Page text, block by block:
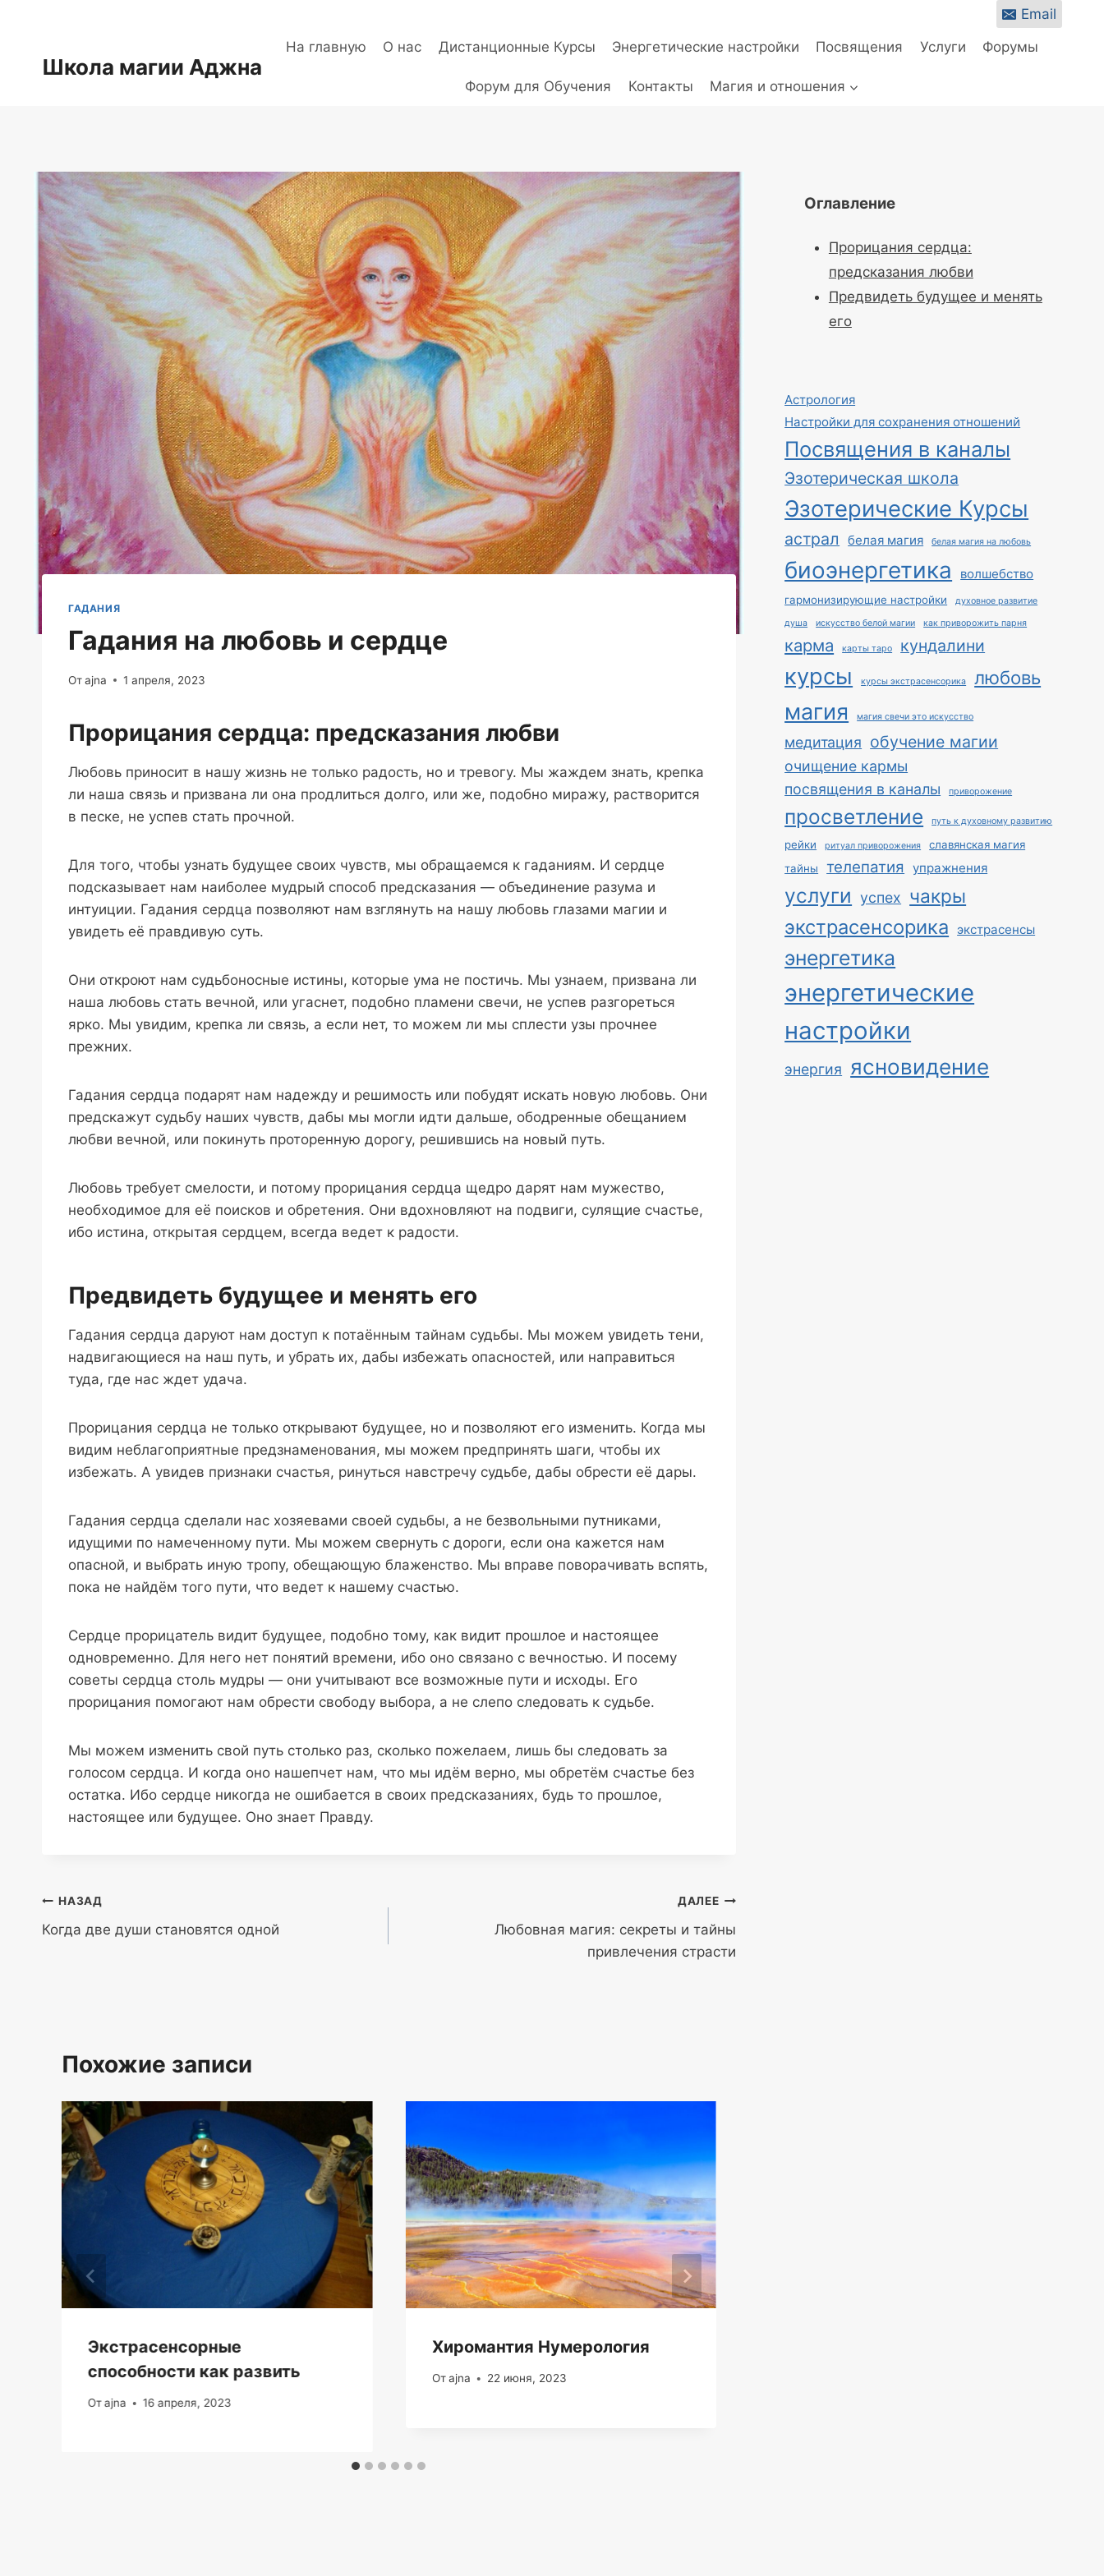
Email
Школа магии Аджна
На главную О нас Дистанционные Курсы Энергетические настройки Посвящения Услуги Форумы
Форум для Обучения Контакты Магия и отношения
ГАДАНИЯ
Гадания на любовь и сердце
Отajna 1 апреля, 2023
Прорицания сердца: предсказания любви
Любовь приносит в нашу жизнь не только радость, но и тревогу. Мы жаждем знать, крепка
ли наша связь и призвана ли она продлиться долго, или же, подобно миражу, растворится
в песке, не успев стать прочной.
Для того, чтобы узнать будущее своих чувств, мы обращаемся к гаданиям. И сердце
подсказывает нам наиболее мудрый способ предсказания — объединение разума и
интуиции. Гадания сердца позволяют нам взглянуть на нашу любовь глазами магии и
увидеть её правдивую суть.
Они откроют нам судьбоносные истины, которые ума не постичь. Мы узнаем, призвана ли
наша любовь стать вечной, или угаснет, подобно пламени свечи, не успев разгореться
ярко. Мы увидим, крепка ли связь, а если нет, то можем ли мы сплести узы прочнее
прежних.
Гадания сердца подарят нам надежду и решимость или побудят искать новую любовь. Они
предскажут судьбу наших чувств, дабы мы могли идти дальше, ободренные обещанием
любви вечной, или покинуть проторенную дорогу, решившись на новый путь.
Любовь требует смелости, и потому прорицания сердца щедро дарят нам мужество,
необходимое для её поисков и обретения. Они вдохновляют на подвиги, сулящие счастье,
ибо истина, открытая сердцем, всегда ведет к радости.
Предвидеть будущее и менять его
Гадания сердца даруют нам доступ к потаённым тайнам судьбы. Мы можем увидеть тени,
надвигающиеся на наш путь, и убрать их, дабы избежать опасностей, или направиться
туда, где нас ждет удача.
Прорицания сердца не только открывают будущее, но и позволяют его изменить. Когда мы
видим неблагоприятные предзнаменования, мы можем предпринять шаги, чтобы их
избежать. А увидев признаки счастья, ринуться навстречу судьбе, дабы обрести её дары.
Гадания сердца сделали нас хозяевами своей судьбы, а не безвольными путниками,
идущими по намеченному пути. Мы можем свернуть с дороги, если она кажется нам
опасной, и выбрать иную тропу, обещающую блаженство. Мы вправе поворачивать вспять,
пока не найдём того пути, что ведет к нашему счастью.
Сердце прорицатель видит будущее, подобно тому, как видит прошлое и настоящее
одновременно. Для него нет понятий времени, ибо оно связано с вечностью. И посему
советы сердца столь мудры — они учитывают все возможные пути и исходы. Его
прорицания помогают нам обрести свободу выбора, а не слепо следовать к судьбе.
Мы можем изменить свой путь столько раз, сколько пожелаем, лишь бы следовать за
голосом сердца. И когда оно нашепчет нам, что мы идём верно, мы обретём счастье без
остатка. Ибо сердце никогда не ошибается в своих предсказаниях, будь то прошлое,
настоящее или будущее. Оно знает Правду.
Навигация
по
НАЗАД
Когда две души становятся одной
ДАЛЕЕ
Любовная магия: секреты и тайны
привлечения страсти
Похожие записи
Экстрасенсорные
способности как развить
Отajna 16 апреля, 2023
Хиромантия Нумерология
От ajna 22 июня, 2023
Оглавление
Прорицания сердца:
предсказания любви
Предвидеть будущее и менять
его
Астрология
Настройки для сохранения отношений
Посвящения в каналы
Эзотерическая школа
Эзотерические Курсы
астрал белая магия белая магия на любовь
биоэнергетика волшебство
гармонизирующие настройки духовное развитие
душа искусство белой магии как приворожить парня
карма карты таро кундалини
курсы курсы экстрасенсорика любовь
магия магия свечи это искусство
медитация обучение магии
очищение кармы
посвящения в каналы
приворожение
просветление путь к духовному развитию
рейки ритуал приворожения
славянская магия
тайны
телепатия упражнения
услуги успех чакры
экстрасенсорика экстрасенсы
энергетика
энергетические
настройки
энергия ясновидение